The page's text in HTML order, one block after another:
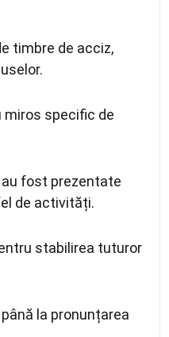
timbre de acciz,
miros specific de
fost prezentate
de activități.
stabilirea tuturor
la pronunțarea